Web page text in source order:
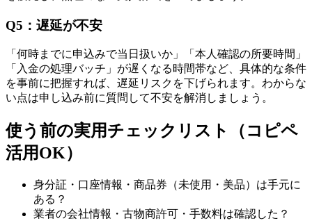
Q5：遅延が不安
「何時までに申込みで当日扱いか」「本人確認の所要時間」
「入金の処理バッチ」が遅くなる時間帯など、具体的な条件
を事前に把握すれば、遅延リスクを下げられます。わからな
い点は申し込み前に質問して不安を解消しましょう。
使う前の実用チェックリスト（コピペ
活用OK）
身分証・口座情報・商品券（未使用・美品）は手元に
ある？
業者の会社情報・古物商許可・手数料は確認した？